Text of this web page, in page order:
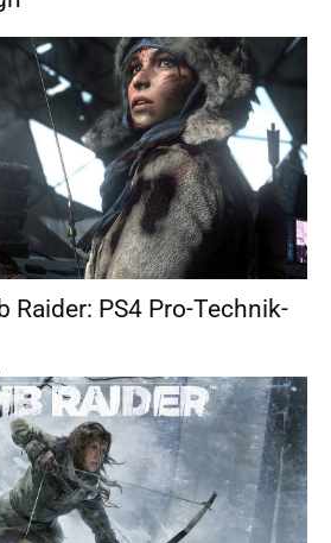
Raider: PS4 Pro-Technik-